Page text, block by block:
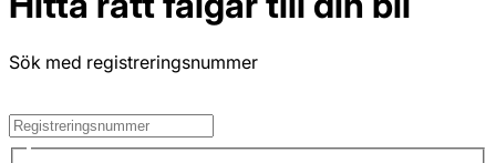
Sök med registreringsnummer